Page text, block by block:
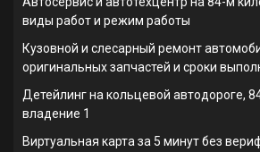
виды работ и режим работы
Кузовной и слесарный ремонт
оригинальных запчастей и сроки
Детейлинг на кольцевой автодороге,
владение 1
Виртуальная карта за 5 минут без